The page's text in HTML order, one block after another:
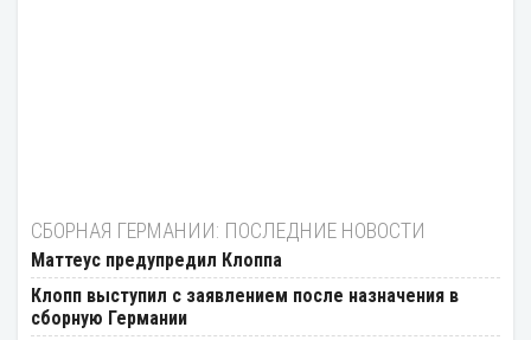
СБОРНАЯ ГЕРМАНИИ: ПОСЛЕДНИЕ НОВОСТИ
Маттеус предупредил Клоппа
Клопп выступил с заявлением после назначения в
сборную Германии